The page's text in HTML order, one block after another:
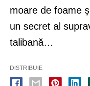
moare de foame
un secret al
talibană…
DISTRIBUIE